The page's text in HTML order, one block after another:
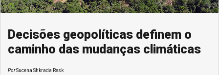
Decisões geopolíticas definem o
caminho das mudanças climáticas
PorSucena Shkrada Resk